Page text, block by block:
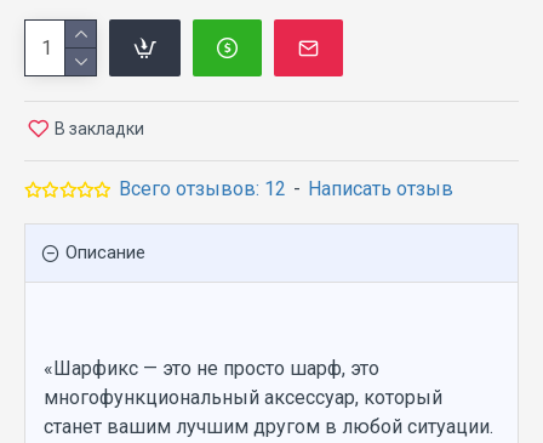
Всего отзывов: 12 - Написать отзыв
В закладки
Описание
«Шарфикс — это не просто шарф, это
многофункциональный аксессуар, который
станет вашим лучшим другом в любой ситуации.